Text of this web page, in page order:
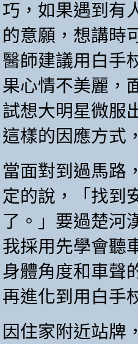
巧，如果遇到有
的意願，想講時
醫師建議用白手
果心情不美麗，
試想大明星微服
這樣的因應方式
當面對到過馬路
定的說，「找到
了。」要過楚河
我採用先學會聽
身體角度和車聲
再進化到用白手
因住家附近站牌